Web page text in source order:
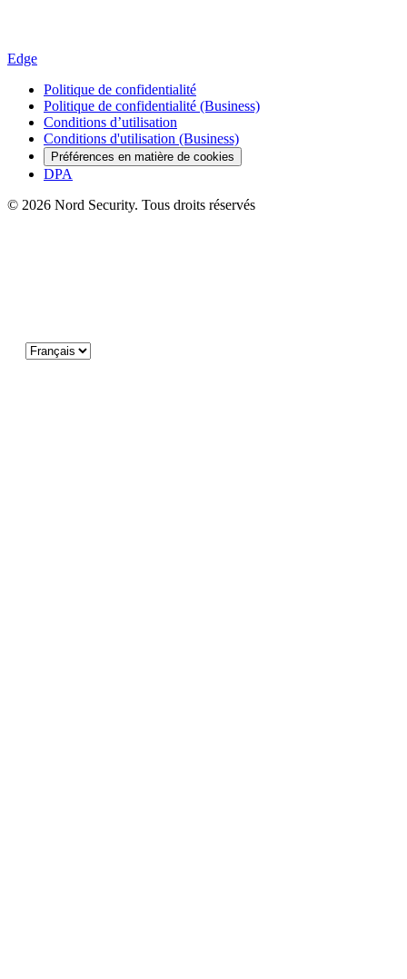
Edge
Politique de confidentialité
Politique de confidentialité (Business)
Conditions d’utilisation
Conditions d'utilisation (Business)
Préférences en matière de cookies
DPA
© 2026 Nord Security. Tous droits réservés